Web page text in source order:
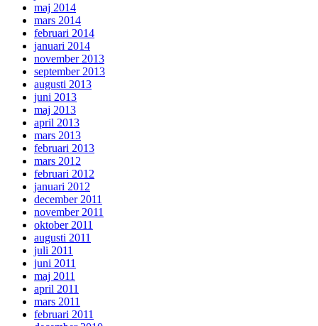
maj 2014
mars 2014
februari 2014
januari 2014
november 2013
september 2013
augusti 2013
juni 2013
maj 2013
april 2013
mars 2013
februari 2013
mars 2012
februari 2012
januari 2012
december 2011
november 2011
oktober 2011
augusti 2011
juli 2011
juni 2011
maj 2011
april 2011
mars 2011
februari 2011